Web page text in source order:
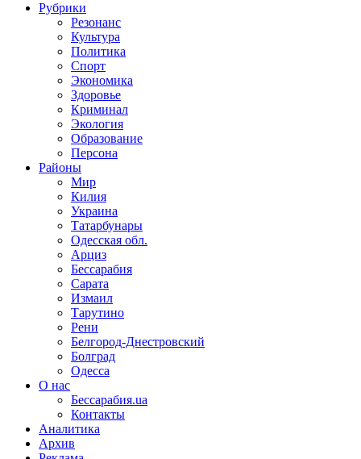
Рубрики
Резонанс
Культура
Политика
Спорт
Экономика
Здоровье
Криминал
Экология
Образование
Персона
Районы
Мир
Килия
Украина
Татарбунары
Одесская обл.
Арциз
Бессарабия
Сарата
Измаил
Тарутино
Рени
Белгород-Днестровский
Болград
Одесса
О нас
Бессарабия.ua
Контакты
Аналитика
Архив